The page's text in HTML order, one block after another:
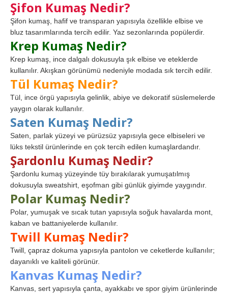
Şifon Kumaş Nedir?
Şifon kumaş, hafif ve transparan yapısıyla özellikle elbise ve
bluz tasarımlarında tercih edilir. Yaz sezonlarında popülerdir.
Krep Kumaş Nedir?
Krep kumaş, ince dalgalı dokusuyla şık elbise ve eteklerde
kullanılır. Akışkan görünümü nedeniyle modada sık tercih edilir.
Tül Kumaş Nedir?
Tül, ince örgü yapısıyla gelinlik, abiye ve dekoratif süslemelerde
yaygın olarak kullanılır.
Saten Kumaş Nedir?
Saten, parlak yüzeyi ve pürüzsüz yapısıyla gece elbiseleri ve
lüks tekstil ürünlerinde en çok tercih edilen kumaşlardandır.
Şardonlu Kumaş Nedir?
Şardonlu kumaş yüzeyinde tüy bırakılarak yumuşatılmış
dokusuyla sweatshirt, eşofman gibi günlük giyimde yaygındır.
Polar Kumaş Nedir?
Polar, yumuşak ve sıcak tutan yapısıyla soğuk havalarda mont,
kaban ve battaniyelerde kullanılır.
Twill Kumaş Nedir?
Twill, çapraz dokuma yapısıyla pantolon ve ceketlerde kullanılır;
dayanıklı ve kaliteli görünür.
Kanvas Kumaş Nedir?
Kanvas, sert yapısıyla çanta, ayakkabı ve spor giyim ürünlerinde